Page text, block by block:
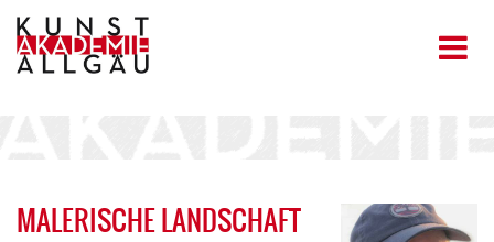
MALERISCHE LANDSCHAFT